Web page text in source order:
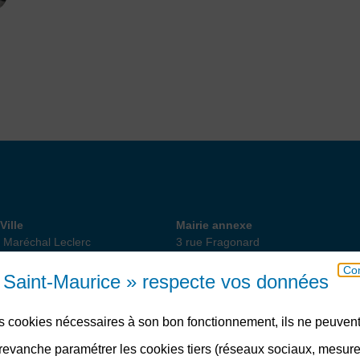
Maurice » respecte vos données
cookies nécessaires à son bon fonctionnement, ils ne
paramétrer les cookies tiers (réseaux sociaux,
Ville
Maréchal Leclerc
82 10
Annexe
Mairie annexe
3 rue Fragonard
01 49 76 47 55 ou 56
Télécharger l’application